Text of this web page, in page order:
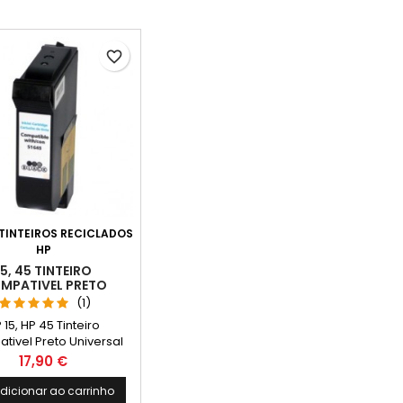
TINTEIROS RECICLADOS
HP
45 TINTEIRO
PRETO
UNIVERSAL(1)
15, HP 45 Tinteiro
Preto Universal
40ml
Preço
17,90 €
ao carrinho
favorite_border